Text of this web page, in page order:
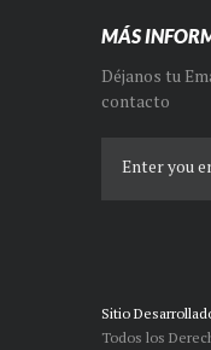
MÁS
Déjanos tu
contacto
Sitio
Todos los